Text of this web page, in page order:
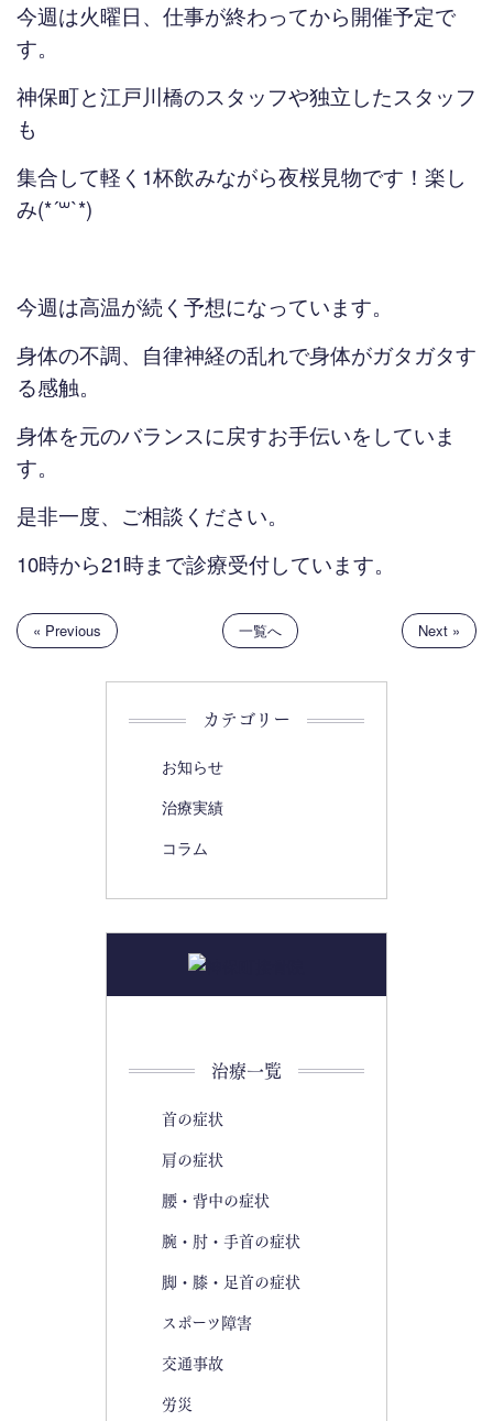
今週は火曜日、仕事が終わってから開催予定で
す。
神保町と江戸川橋のスタッフや独立したスタッフ
も
集合して軽く1杯飲みながら夜桜見物です！楽し
み(*´꒳`*)
今週は高温が続く予想になっています。
身体の不調、自律神経の乱れで身体がガタガタす
る感触。
身体を元のバランスに戻すお手伝いをしていま
す。
是非一度、ご相談ください。
10時から21時まで診療受付しています。
« Previous 一覧へ Next »
カテゴリー
お知らせ
治療実績
コラム
治療一覧
首の症状
肩の症状
腰・背中の症状
腕・肘・手首の症状
脚・膝・足首の症状
スポーツ障害
交通事故
労災